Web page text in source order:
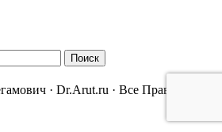
· Dr.Arut.ru · Все Права